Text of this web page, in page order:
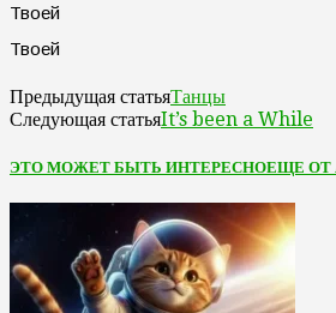
Твоей
Твоей
Предыдущая статьяТанцы
Следующая статьяIt’s been a While
ЭТО МОЖЕТ БЫТЬ ИНТЕРЕСНОЕЩЕ ОТ